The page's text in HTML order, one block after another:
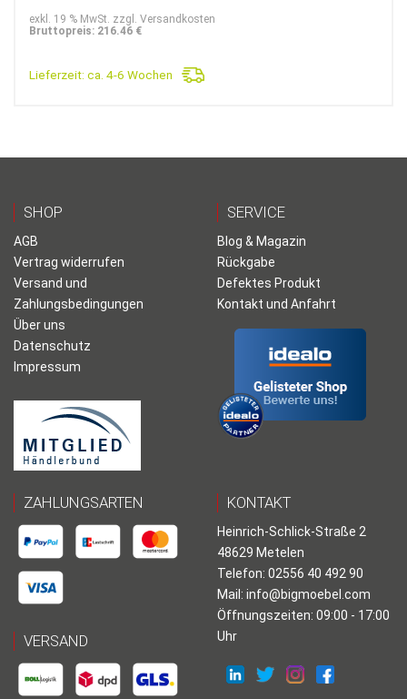
exkl. 19 % MwSt. zzgl. Versandkosten
Bruttopreis: 216.46 €
Lieferzeit: ca. 4-6 Wochen
SHOP
AGB
Vertrag widerrufen
Versand und
Zahlungsbedingungen
Über uns
Datenschutz
Impressum
SERVICE
Blog & Magazin
Rückgabe
Defektes Produkt
Kontakt und Anfahrt
ZAHLUNGSARTEN
VERSAND
KONTAKT
Heinrich-Schlick-Straße 2
48629 Metelen
Telefon: 02556 40 492 90
Mail: info@bigmoebel.com
Öffnungszeiten: 09:00 - 17:00
Uhr